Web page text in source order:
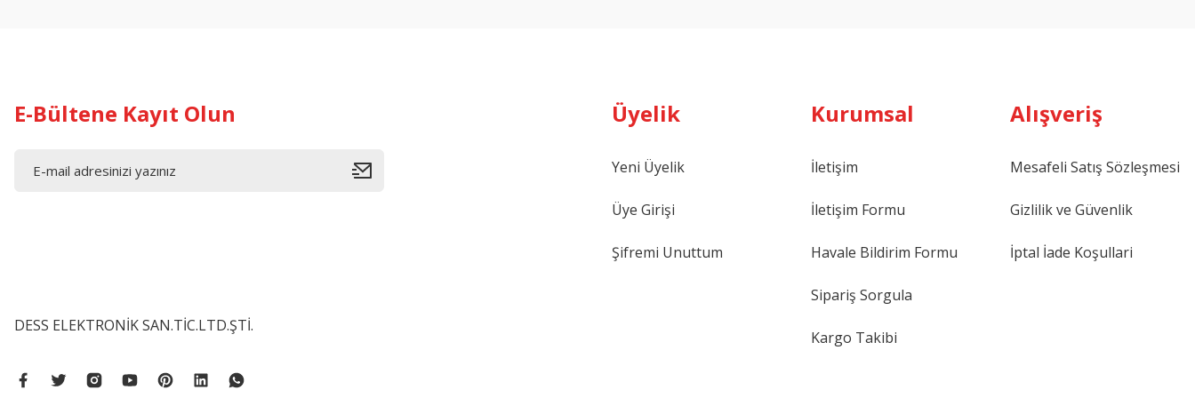
Gönder
E-Bültene Kayıt Olun
DESS ELEKTRONİK SAN.TİC.LTD.ŞTİ.
Üyelik
Yeni Üyelik
Üye Girişi
Şifremi Unuttum
Kurumsal
İletişim
İletişim Formu
Havale Bildirim Formu
Sipariş Sorgula
Kargo Takibi
Alışveriş
Mesafeli Satış Sözleşmesi
Gizlilik ve Güvenlik
İptal İade Koşullari